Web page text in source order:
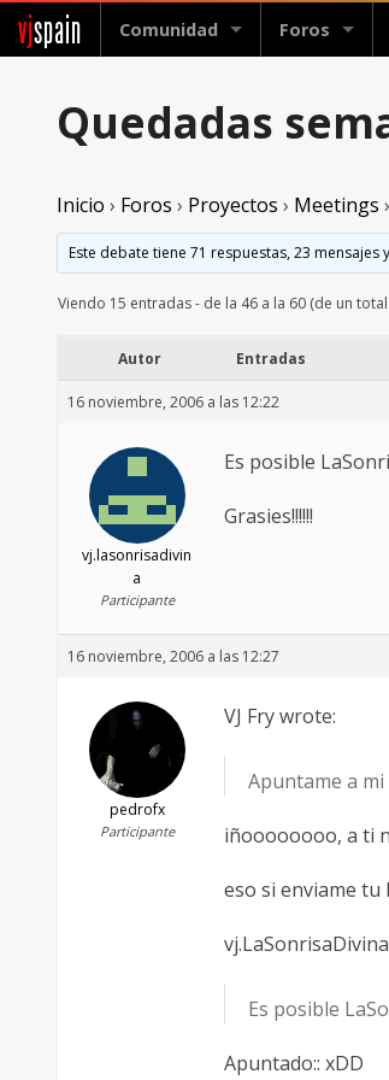
vjspain Comunidad Foros
Quedadas
Inicio › Foros › Proyectos › Meetings ›
Este debate tiene 71 respuestas, 23
Viendo 15 entradas - de la 46 a la 60 (de un
Autor Entradas
16 noviembre, 2006 a las 12:22
vj.lasonrisadivin
a
Participante
Es posible
Grasies!!!!!!
16 noviembre, 2006 a las 12:27
pedrofx
Participante
VJ Fry wrote:
Apuntame a mi
iñoooooooo, a ti
eso si enviame
Es posible
Apuntado:: xDD